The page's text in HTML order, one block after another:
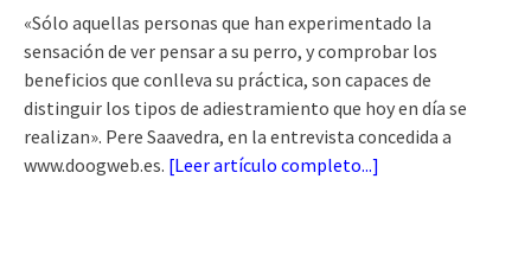
«Sólo aquellas personas que han experimentado la
sensación de ver pensar a su perro, y comprobar los
beneficios que conlleva su práctica, son capaces de
distinguir los tipos de adiestramiento que hoy en día se
realizan». Pere Saavedra, en la entrevista concedida a
www.doogweb.es. [Leer artículo completo...]